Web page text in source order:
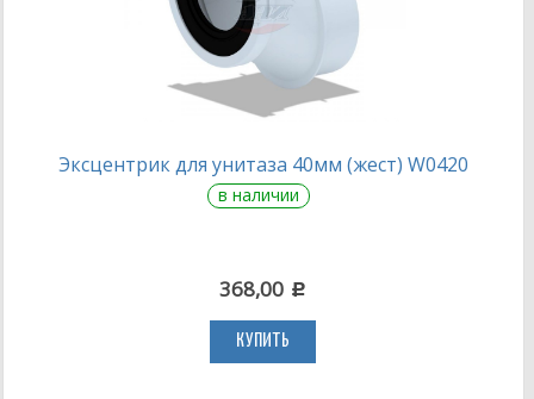
Эксцентрик для унитаза 40мм (жест) W0420
в наличии
368,00 c
КУПИТЬ